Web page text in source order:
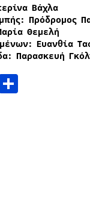
Βάχλα
Πρόδρομος
Θεμελή
Ευανθία
Παρασκευή